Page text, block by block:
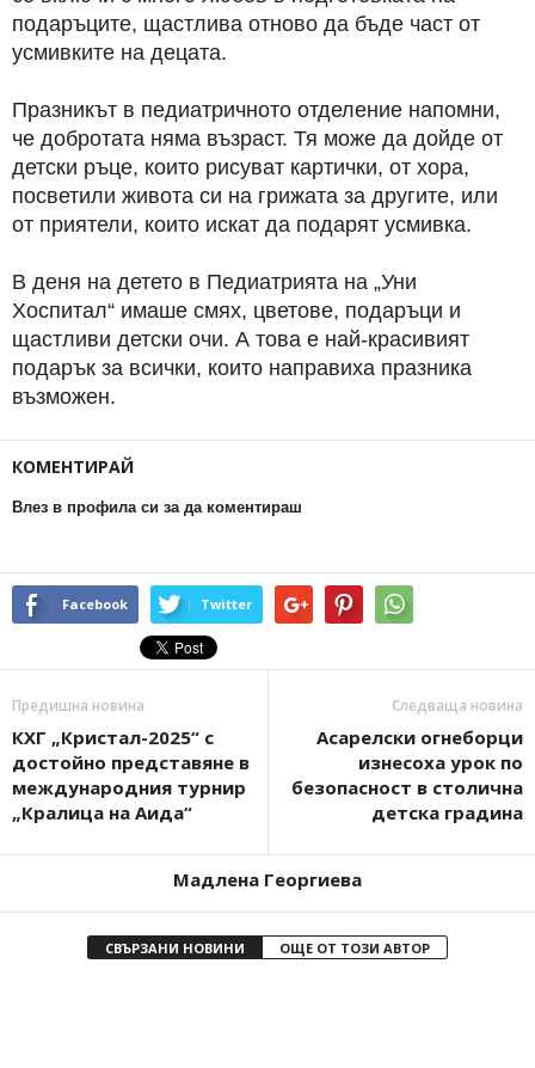
подаръците, щастлива отново да бъде част от
усмивките на децата.
Празникът в педиатричното отделение напомни,
че добротата няма възраст. Тя може да дойде от
детски ръце, които рисуват картички, от хора,
посветили живота си на грижата за другите, или
от приятели, които искат да подарят усмивка.
В деня на детето в Педиатрията на „Уни
Хоспитал“ имаше смях, цветове, подаръци и
щастливи детски очи. А това е най-красивият
подарък за всички, които направиха празника
възможен.
КОМЕНТИРАЙ
Влез в профила си за да коментираш
Facebook Twitter
Предишна новина
КХГ „Кристал-2025“ с
достойно представяне в
международния турнир
„Кралица на Аида“
Следваща новина
Асарелски огнеборци
изнесоха урок по
безопасност в столична
детска градина
Мадлена Георгиева
СВЪРЗАНИ НОВИНИ ОЩЕ ОТ ТОЗИ АВТОР